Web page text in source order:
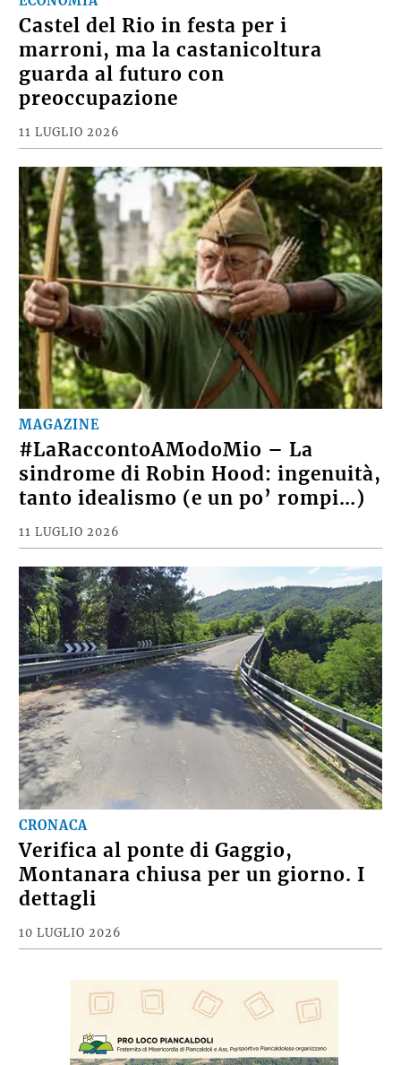
Castel del Rio in festa per i
marroni, ma la castanicoltura
guarda al futuro con
preoccupazione
11 LUGLIO 2026
MAGAZINE
#LaRaccontoAModoMio – La
sindrome di Robin Hood: ingenuità,
tanto idealismo (e un po’ rompi…)
11 LUGLIO 2026
CRONACA
Verifica al ponte di Gaggio,
Montanara chiusa per un giorno. I
dettagli
10 LUGLIO 2026